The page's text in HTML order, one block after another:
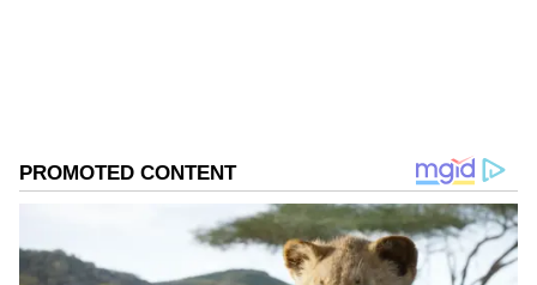
ಭಾರತದ ಸುಮಿತ್ ನಗಾಲ್ ಸಿಂಗಲ್ ಬಳಿಕ ಪುರುಷರ
ಡಬಲ್ಸ್‌ನಲ್ಲೂ ಮೊದಲ ಸುತ್ತಿನಲ್ಲೇ ಸೋತು ಟೂರ್ನಿ ಯಿಂದ